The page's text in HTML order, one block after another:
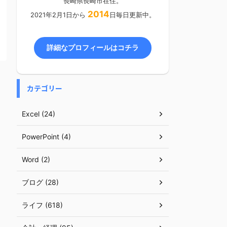
2021年2月1日から 2014 日毎日更新中。
詳細なプロフィールはコチラ
カテゴリー
Excel (24)
PowerPoint (4)
Word (2)
ブログ (28)
ライフ (618)